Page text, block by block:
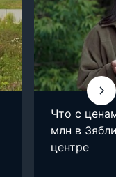
Что с
млн в
центре